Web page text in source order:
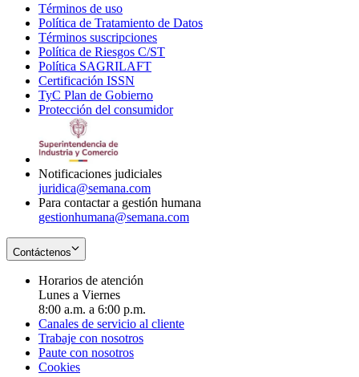
Términos de uso
in
new
window
Política de Tratamiento de Datos
Términos suscripciones
in
Política de Riesgos C/ST
Política SAGRILAFT
new
window
Certificación ISSN
in
new
TyC Plan de Gobierno
in
Protección del consumidorOpens
Notificaciones judiciales
juridica@semana.com
Para contactar a gestión humana
gestionhumana@semana.com
Contáctenos
Horarios de atención
Lunes a Viernes
8:00 a.m. a 6:00 p.m.
Canales de servicio al cliente
Trabaje con nosotros
Paute con nosotros
Cookies